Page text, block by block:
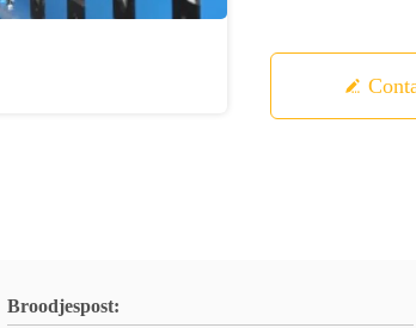
Broodjespost: